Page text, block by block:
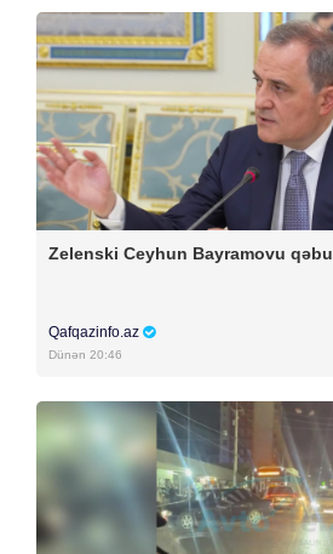
Zelenski Ceyhun Bayramovu
Qafqazinfo.az
Dünən 20:46